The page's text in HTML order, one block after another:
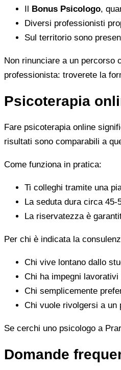
Il Bonus Psicologo,
Diversi professionisti
Sul territorio sono
Non rinunciare a un percorso
professionista: troverete la
Psicoterapia
Fare psicoterapia online
risultati sono comparabili a
Come funziona in pratica:
Ti colleghi tramite una
La seduta dura circa
La riservatezza è
Per chi è indicata la
Chi vive lontano dallo
Chi ha impegni
Chi semplicemente
Chi vuole rivolgersi a un
Se cerchi uno psicologo a
Domande